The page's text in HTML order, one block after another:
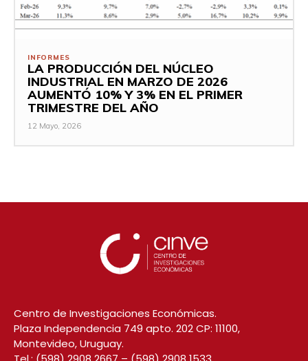
INFORMES
LA PRODUCCIÓN DEL NÚCLEO
INDUSTRIAL EN MARZO DE 2026
AUMENTÓ 10% Y 3% EN EL PRIMER
TRIMESTRE DEL AÑO
12 Mayo, 2026
Centro de Investigaciones Económicas.
Plaza Independencia 749 apto. 202 CP: 11100,
Montevideo, Uruguay.